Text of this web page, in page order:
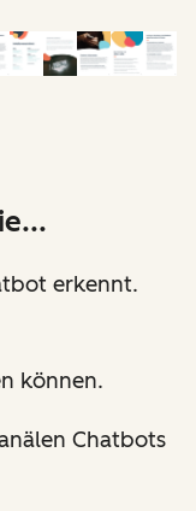
erkennt.
können.
Chatbots